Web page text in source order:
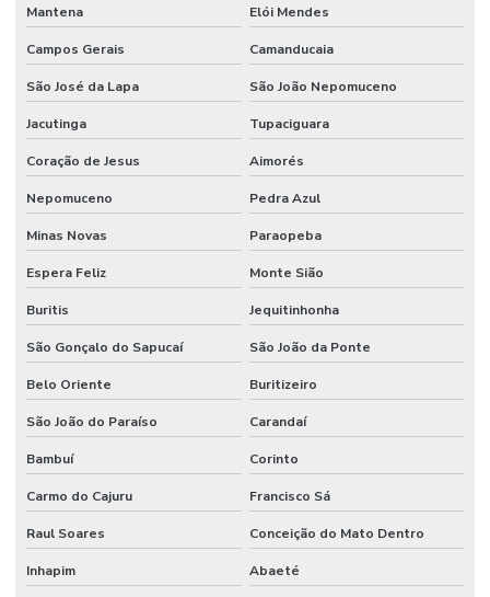
Mantena Elói Mendes
Campos Gerais Camanducaia
São José da Lapa São João Nepomuceno
Jacutinga Tupaciguara
Coração de Jesus Aimorés
Nepomuceno Pedra Azul
Minas Novas Paraopeba
Espera Feliz Monte Sião
Buritis Jequitinhonha
São Gonçalo do Sapucaí São João da Ponte
Belo Oriente Buritizeiro
São João do Paraíso Carandaí
Bambuí Corinto
Carmo do Cajuru Francisco Sá
Raul Soares Conceição do Mato Dentro
Inhapim Abaeté